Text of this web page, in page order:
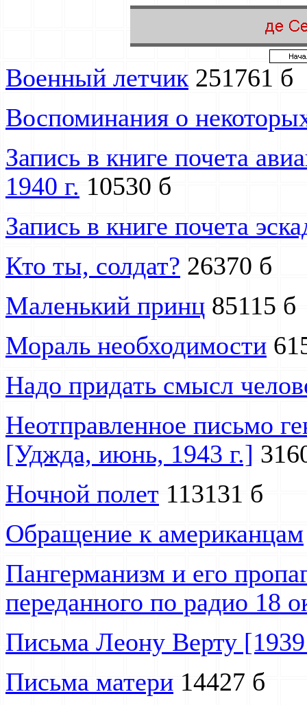
Военный летчик 251761 б
Воспоминания о
Запись в книге почета
1940 г. 10530 б
Запись в книге почета
Кто ты, солдат? 26370 б
Маленький принц 85115 б
Мораль необходимости
Надо придать смысл
Неотправленное письмо
[Уджда, июнь, 1943 г.]
Ночной полет 113131 б
Обращение к американцам
Пангерманизм и его
переданного по радио 18
Письма Леону Верту [1939
Письма матери 14427 б